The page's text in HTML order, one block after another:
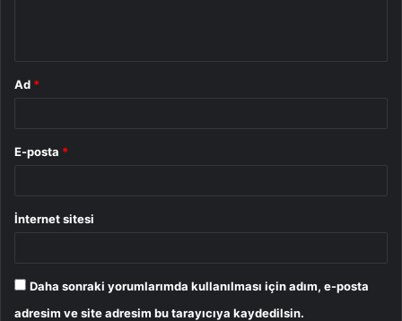
Ad *
E-posta *
İnternet sitesi
Daha sonraki yorumlarımda kullanılması için adım, e-posta
adresim ve site adresim bu tarayıcıya kaydedilsin.